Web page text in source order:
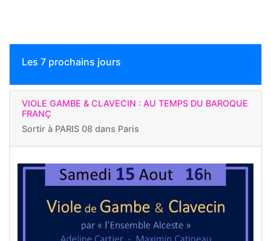
Les 7 prochains jours
VIOLE GAMBE & CLAVECIN : AU TEMPS DU BAROQUE
FRANÇ
Sortir à PARIS 08 dans Paris